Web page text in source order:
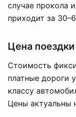
случае прокола
приходит за
Цена
Стоимость
платные дороги
классу
Цены актуальны